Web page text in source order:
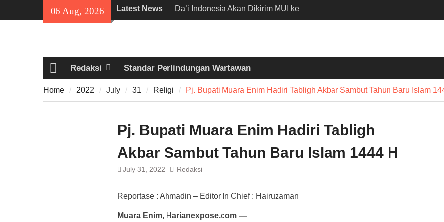
06 Aug, 2026 Latest News
Da’i Indonesia Akan Dikirim MUI ke
Al-Azhar dan Madinah Lewat
di Pamarayan, Polisi Apresiasi
Kedewasaan Bobotoh dan Jack
Mania —
Proyek Jalan Batubantar – Banjar
Rp6,8 Miliar Disorot, Pelaksana
HomeRedaksi Standar Perlindungan Wartawan
Home 2022 July 31 Religi Pj. Bupati Muara Enim Hadiri Tabligh Akbar Sambut Tahun Baru Islam
Pj. Bupati Muara Enim Hadiri Tabligh
Akbar Sambut Tahun Baru Islam 1444 H
July 31, 2022 Redaksi
Reportase : Ahmadin – Editor In Chief : Hairuzaman
Muara Enim, Harianexpose.com —